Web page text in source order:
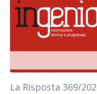
La Risposta 369/